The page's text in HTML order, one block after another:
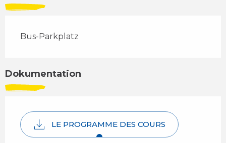
Bus-Parkplatz
Dokumentation
LE PROGRAMME DES COURS